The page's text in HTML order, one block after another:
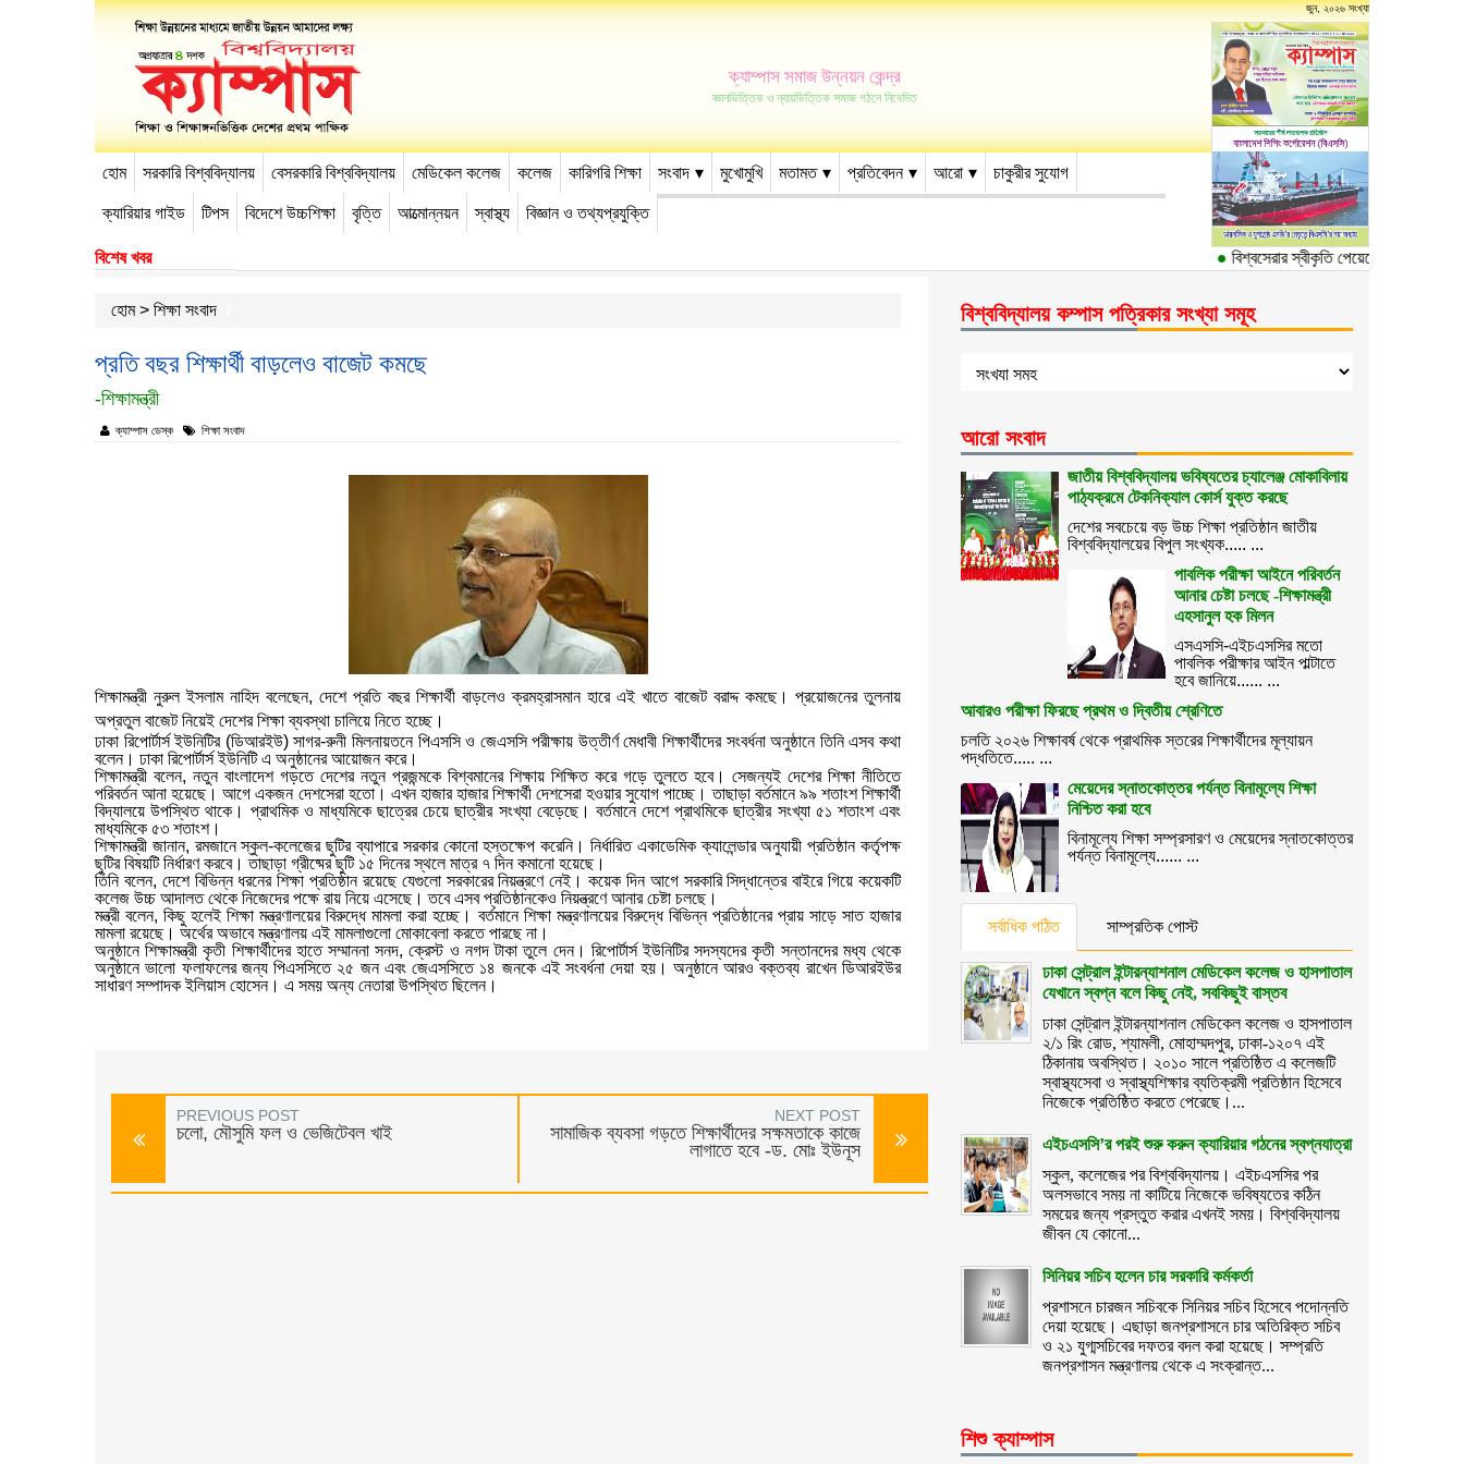
ক্যাম্পাস সমাজ উন্নয়ন কেন্দ্র
জ্ঞানভিত্তিক ও ন্যায়ভিত্তিক সমাজ গঠনে নিবেদিত
জুন, ২০২৬ সংখ্যা
হোম সরকারি বিশ্ববিদ্যালয় বেসরকারি বিশ্ববিদ্যালয় মেডিকেল কলেজ কলেজ কারিগরি শিক্ষা সংবাদ মুখোমুখি মতামত প্রতিবেদন আরো চাকুরীর সুযোগ
ক্যারিয়ার গাইড টিপস বিদেশে উচ্চশিক্ষা বৃত্তি আত্মোন্নয়ন স্বাস্থ্য বিজ্ঞান ও তথ্যপ্রযুক্তি
-->
বিশেষ খবর বিশ্বসেরার স্বীকৃতি পেয়েছে ঢাকা
হোম> শিক্ষা সংবাদ
প্রতি বছর শিক্ষার্থী বাড়লেও বাজেট কমছে
-শিক্ষামন্ত্রী
ক্যাম্পাস ডেস্ক শিক্ষা সংবাদ
শিক্ষামন্ত্রী নুরুল ইসলাম নাহিদ বলেছেন, দেশে প্রতি বছর শিক্ষার্থী বাড়লেও ক্রমহ্রাসমান হারে এই খাতে বাজেট বরাদ্দ কমছে। প্রয়োজনের তুলনায়
অপ্রতুল বাজেট নিয়েই দেশের শিক্ষা ব্যবস্থা চালিয়ে নিতে হচ্ছে।
ঢাকা রিপোর্টার্স ইউনিটির (ডিআরইউ) সাগর-রুনী মিলনায়তনে পিএসসি ও জেএসসি পরীক্ষায় উত্তীর্ণ মেধাবী শিক্ষার্থীদের সংবর্ধনা অনুষ্ঠানে তিনি এসব কথা
বলেন। ঢাকা রিপোর্টার্স ইউনিটি এ অনুষ্ঠানের আয়োজন করে।
শিক্ষামন্ত্রী বলেন, নতুন বাংলাদেশ গড়তে দেশের নতুন প্রজন্মকে বিশ্বমানের শিক্ষায় শিক্ষিত করে গড়ে তুলতে হবে। সেজন্যই দেশের শিক্ষা নীতিতে
পরিবর্তন আনা হয়েছে। আগে একজন দেশসেরা হতো। এখন হাজার হাজার শিক্ষার্থী দেশসেরা হওয়ার সুযোগ পাচ্ছে। তাছাড়া বর্তমানে ৯৯ শতাংশ শিক্ষার্থী
বিদ্যালয়ে উপস্থিত থাকে। প্রাথমিক ও মাধ্যমিকে ছাত্রের চেয়ে ছাত্রীর সংখ্যা বেড়েছে। বর্তমানে দেশে প্রাথমিকে ছাত্রীর সংখ্যা ৫১ শতাংশ এবং
মাধ্যমিকে ৫৩ শতাংশ।
শিক্ষামন্ত্রী জানান, রমজানে স্কুল-কলেজের ছুটির ব্যাপারে সরকার কোনো হস্তক্ষেপ করেনি। নির্ধারিত একাডেমিক ক্যালেন্ডার অনুযায়ী প্রতিষ্ঠান কর্তৃপক্ষ
ছুটির বিষয়টি নির্ধারণ করবে। তাছাড়া গ্রীষ্মের ছুটি ১৫ দিনের স্থলে মাত্র ৭ দিন কমানো হয়েছে।
তিনি বলেন, দেশে বিভিন্ন ধরনের শিক্ষা প্রতিষ্ঠান রয়েছে যেগুলো সরকারের নিয়ন্ত্রণে নেই। কয়েক দিন আগে সরকারি সিদ্ধান্তের বাইরে গিয়ে কয়েকটি
কলেজ উচ্চ আদালত থেকে নিজেদের পক্ষে রায় নিয়ে এসেছে। তবে এসব প্রতিষ্ঠানকেও নিয়ন্ত্রণে আনার চেষ্টা চলছে।
মন্ত্রী বলেন, কিছু হলেই শিক্ষা মন্ত্রণালয়ের বিরুদ্ধে মামলা করা হচ্ছে। বর্তমানে শিক্ষা মন্ত্রণালয়ের বিরুদ্ধে বিভিন্ন প্রতিষ্ঠানের প্রায় সাড়ে সাত হাজার
মামলা রয়েছে। অর্থের অভাবে মন্ত্রণালয় এই মামলাগুলো মোকাবেলা করতে পারছে না।
অনুষ্ঠানে শিক্ষামন্ত্রী কৃতী শিক্ষার্থীদের হাতে সম্মাননা সনদ, ক্রেস্ট ও নগদ টাকা তুলে দেন। রিপোর্টার্স ইউনিটির সদস্যদের কৃতী সন্তানদের মধ্য থেকে
অনুষ্ঠানে ভালো ফলাফলের জন্য পিএসসিতে ২৫ জন এবং জেএসসিতে ১৪ জনকে এই সংবর্ধনা দেয়া হয়। অনুষ্ঠানে আরও বক্তব্য রাখেন ডিআরইউর
সাধারণ সম্পাদক ইলিয়াস হোসেন। এ সময় অন্য নেতারা উপস্থিত ছিলেন।
PREVIOUS POST
চলো, মৌসুমি ফল ও ভেজিটেবল খাই
NEXT POST
সামাজিক ব্যবসা গড়তে শিক্ষার্থীদের সক্ষমতাকে কাজে
লাগাতে হবে -ড. মোঃ ইউনূস
বিশ্ববিদ্যালয় কম্পাস পত্রিকার সংখ্যা সমূহ
আরো সংবাদ
জাতীয় বিশ্ববিদ্যালয় ভবিষ্যতের চ্যালেঞ্জ মোকাবিলায়
পাঠ্যক্রমে টেকনিক্যাল কোর্স যুক্ত করছে
দেশের সবচেয়ে বড় উচ্চ শিক্ষা প্রতিষ্ঠান জাতীয়
বিশ্ববিদ্যালয়ের বিপুল সংখ্যক..... ...
পাবলিক পরীক্ষা আইনে পরিবর্তন
আনার চেষ্টা চলছে -শিক্ষামন্ত্রী
এহসানুল হক মিলন
এসএসসি-এইচএসসির মতো
পাবলিক পরীক্ষার আইন পাল্টাতে
হবে জানিয়ে...... ...
আবারও পরীক্ষা ফিরছে প্রথম ও দ্বিতীয় শ্রেণিতে
চলতি ২০২৬ শিক্ষাবর্ষ থেকে প্রাথমিক স্তরের শিক্ষার্থীদের মূল্যায়ন
পদ্ধতিতে..... ...
মেয়েদের স্নাতকোত্তর পর্যন্ত বিনামূল্যে শিক্ষা
নিশ্চিত করা হবে
বিনামূল্যে শিক্ষা সম্প্রসারণ ও মেয়েদের স্নাতকোত্তর
পর্যন্ত বিনামূল্যে...... ...
সর্বাধিক পঠিত সাম্প্রতিক পোস্ট
ঢাকা সেন্ট্রাল ইন্টারন্যাশনাল মেডিকেল কলেজ ও হাসপাতাল
যেখানে স্বপ্ন বলে কিছু নেই, সবকিছুই বাস্তব
ঢাকা সেন্ট্রাল ইন্টারন্যাশনাল মেডিকেল কলেজ ও হাসপাতাল
২/১ রিং রোড, শ্যামলী, মোহাম্মদপুর, ঢাকা-১২০৭ এই
ঠিকানায় অবস্থিত। ২০১০ সালে প্রতিষ্ঠিত এ কলেজটি
স্বাস্থ্যসেবা ও স্বাস্থ্যশিক্ষার ব্যতিক্রমী প্রতিষ্ঠান হিসেবে
নিজেকে প্রতিষ্ঠিত করতে পেরেছে।...
এইচএসসি’র পরই শুরু করুন ক্যারিয়ার গঠনের স্বপ্নযাত্রা
স্কুল, কলেজের পর বিশ্ববিদ্যালয়। এইচএসসির পর
অলসভাবে সময় না কাটিয়ে নিজেকে ভবিষ্যতের কঠিন
সময়ের জন্য প্রস্তুত করার এখনই সময়। বিশ্ববিদ্যালয়
জীবন যে কোনো...
সিনিয়র সচিব হলেন চার সরকারি কর্মকর্তা
প্রশাসনে চারজন সচিবকে সিনিয়র সচিব হিসেবে পদোন্নতি
দেয়া হয়েছে। এছাড়া জনপ্রশাসনে চার অতিরিক্ত সচিব
ও ২১ যুগ্মসচিবের দফতর বদল করা হয়েছে। সম্প্রতি
জনপ্রশাসন মন্ত্রণালয় থেকে এ সংক্রান্ত...
শিশু ক্যাম্পাস